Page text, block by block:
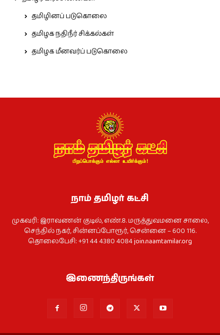
தமிழினப் படுகொலை
தமிழக நதிநீர் சிக்கல்கள்
தமிழக மீனவர்ப் படுகொலை
நாம் தமிழர் கட்சி
முகவரி: இராவணன் குடில், எண்.8. மருத்துவமனை சாலை,
செந்தில் நகர், சின்னப்போரூர், சென்னை – 600 116.
தொலைபேசி: +91 44 4380 4084join.naamtamilar.org
இணைந்திருங்கள்